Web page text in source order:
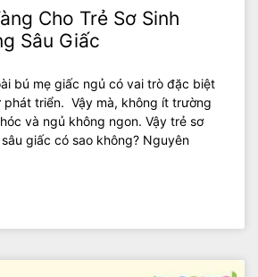
Cho Trẻ Sơ Sinh
Sâu Giấc
bú mẹ giấc ngủ có vai trò đặc biệt
phát triển. Vậy mà, không ít trường
và ngủ không ngon. Vậy trẻ sơ
giấc có sao không? Nguyên